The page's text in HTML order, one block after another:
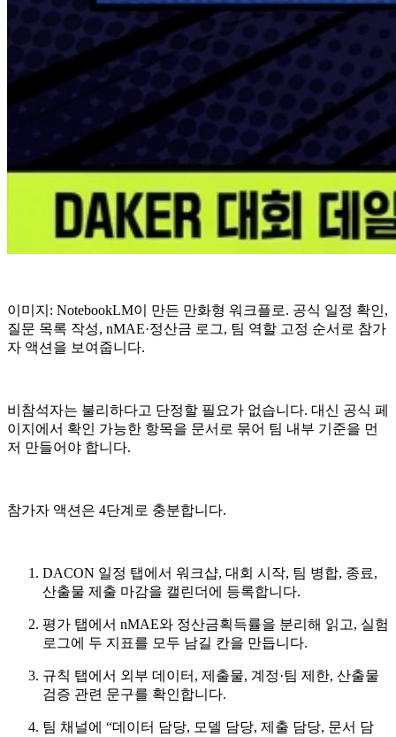
이미지: NotebookLM이 만든 만화형 워크플로. 공식 일정 확인,
질문 목록 작성, nMAE·정산금 로그, 팀 역할 고정 순서로 참가
자 액션을 보여줍니다.
비참석자는 불리하다고 단정할 필요가 없습니다. 대신 공식 페
이지에서 확인 가능한 항목을 문서로 묶어 팀 내부 기준을 먼
저 만들어야 합니다.
참가자 액션은 4단계로 충분합니다.
DACON 일정 탭에서 워크샵, 대회 시작, 팀 병합, 종료,
산출물 제출 마감을 캘린더에 등록합니다.
평가 탭에서 nMAE와 정산금획득률을 분리해 읽고, 실험
로그에 두 지표를 모두 남길 칸을 만듭니다.
규칙 탭에서 외부 데이터, 제출물, 계정·팀 제한, 산출물
검증 관련 문구를 확인합니다.
팀 채널에 “데이터 담당, 모델 담당, 제출 담당, 문서 담